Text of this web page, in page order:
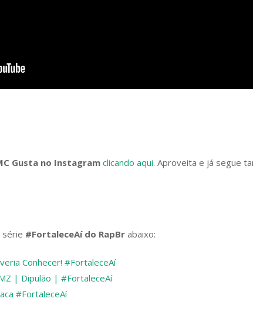
Gusta no Instagramclicando aqui. Aproveita e já segue
série #FortaleceAí do RapBr abaixo:
Conhecer! #FortaleceAí
| Dipulão | #FortaleceAí
#FortaleceAí